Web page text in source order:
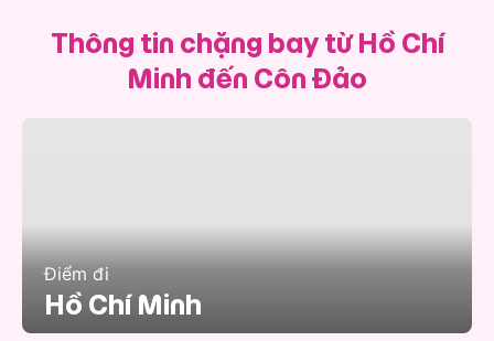
Thông tin chặng bay từ Hồ Chí
Minh đến Côn Đảo
Điểm đi
Hồ Chí Minh